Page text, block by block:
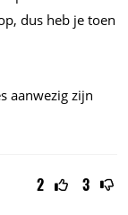
dus heb je toen
aanwezig zijn
2 3